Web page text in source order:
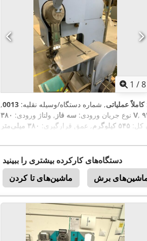
1 /8
کاملاً عملیاتی, شماره دستگاه/وسیله نقلیه: 0013
,
نوع جریان ورودی: سه فاز , ولتاژ ورودی: ۳۸۰ V
کل: ۵۴۵ کیلوگرم , عمق قرارگیری: ۳۸۰ میلی‌متر
دستگاه‌های کارکرده بیشتری را ببینید
ماشین‌های تا کردن
برش